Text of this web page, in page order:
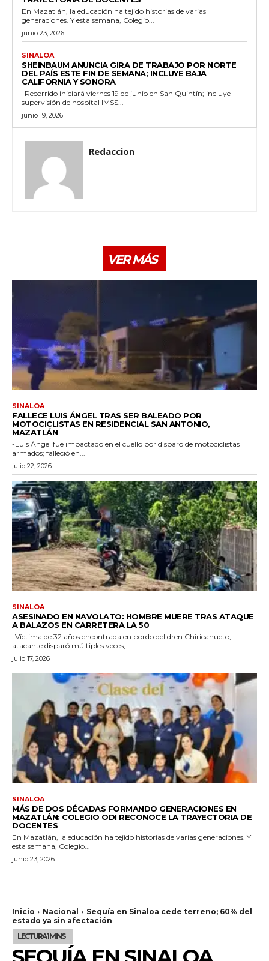
En Mazatlán, la educación ha tejido historias de varias
generaciones. Y esta semana, Colegio...
junio 23, 2026
SINALOA
SHEINBAUM ANUNCIA GIRA DE TRABAJO POR NORTE
DEL PAÍS ESTE FIN DE SEMANA; INCLUYE BAJA
CALIFORNIA Y SONORA
-Recorrido iniciará viernes 19 de junio en San Quintín; incluye
supervisión de hospital IMSS...
junio 19, 2026
Redaccion
VER MÁS
SINALOA
FALLECE LUIS ÁNGEL TRAS SER BALEADO POR
MOTOCICLISTAS EN RESIDENCIAL SAN ANTONIO,
MAZATLÁN
-Luis Ángel fue impactado en el cuello por disparo de motociclistas
armados; falleció en...
julio 22, 2026
SINALOA
ASESINADO EN NAVOLATO: HOMBRE MUERE TRAS ATAQUE
A BALAZOS EN CARRETERA LA 50
-Víctima de 32 años encontrada en bordo del dren Chiricahueto;
atacante disparó múltiples veces;...
julio 17, 2026
SINALOA
MÁS DE DOS DÉCADAS FORMANDO GENERACIONES EN
MAZATLÁN: COLEGIO ODI RECONOCE LA TRAYECTORIA DE
DOCENTES
En Mazatlán, la educación ha tejido historias de varias generaciones. Y
esta semana, Colegio...
junio 23, 2026